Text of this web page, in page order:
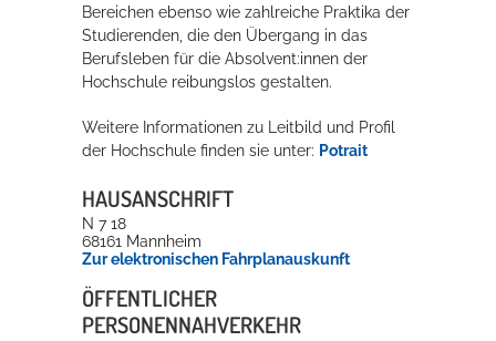
Bereichen ebenso wie zahlreiche Praktika der
Studierenden, die den Übergang in das
Berufsleben für die Absolvent:innen der
Hochschule reibungslos gestalten.
Weitere Informationen zu Leitbild und Profil
der Hochschule finden sie unter: Potrait
HAUSANSCHRIFT
N 7 18
68161 Mannheim
Zur elektronischen Fahrplanauskunft
ÖFFENTLICHER
PERSONENNAHVERKEHR